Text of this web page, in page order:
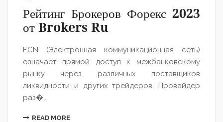
Рейтинг Брокеров Форекс 2023
от Brokers Ru
ECN (Электронная коммуникационная сеть)
означает прямой доступ к межбанковскому
рынку через различных поставщиков
ликвидности и других трейдеров. Провайдер
раз�...
READ MORE